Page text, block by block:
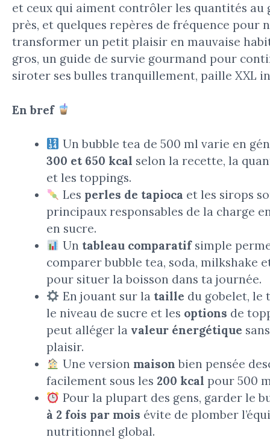
et ceux qui aiment contrôler les quantités au
près, et quelques repères de fréquence pour
transformer un petit plaisir en mauvaise
gros, un guide de survie gourmand pour
siroter ses bulles tranquillement, paille XXL
En bref
Un bubble tea de 500 ml varie en
300 et 650 kcal selon la recette, la
et les toppings.
Les perles de tapioca et les sirops
principaux responsables de la charge
en sucre.
Un tableau comparatifsimple
comparer bubble tea, soda, milkshake
pour situer la boisson dans ta journée.
En jouant sur la taille du gobelet, le
le niveau de sucre et les options de
peut alléger la valeur énergétique
plaisir.
Une version maison bien pensée
facilement sous les 200 kcal pour 500
Pour la plupart des gens, garder le
à 2 fois par mois évite de plomber
nutritionnel global.